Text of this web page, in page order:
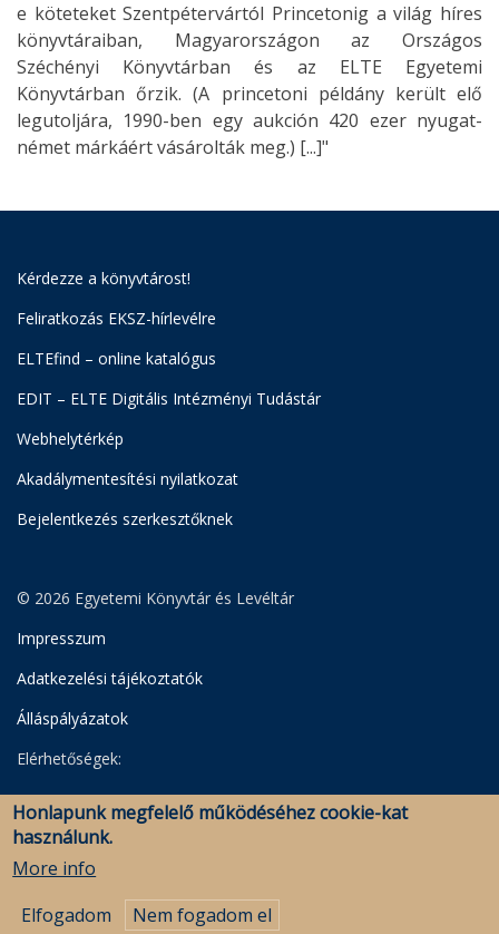
e köteteket Szentpétervártól Princetonig a világ híres
könyvtáraiban, Magyarországon az Országos
Széchényi Könyvtárban és az ELTE Egyetemi
Könyvtárban őrzik. (A princetoni példány került elő
legutoljára, 1990-ben egy aukción 420 ezer nyugat-
német márkáért vásárolták meg.) [...]"
Kérdezze a könyvtárost!
Feliratkozás EKSZ-hírlevélre
ELTEfind – online katalógus
EDIT – ELTE Digitális Intézményi Tudástár
Webhelytérkép
Akadálymentesítési nyilatkozat
Bejelentkezés szerkesztőknek
© 2026 Egyetemi Könyvtár és Levéltár
Impresszum
Adatkezelési tájékoztatók
Álláspályázatok
Elérhetőségek:
Egyetemi Könyvtár
Levéltár
Savaria Könyvtár és Levéltár (Szombathely)
Honlapunk megfelelő működéséhez cookie-kat
használunk.
More info
Elfogadom
Nem fogadom el